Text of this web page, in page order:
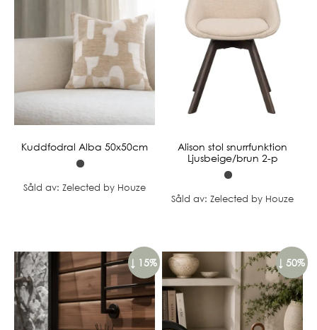
Kuddfodral Alba 50x50cm
Såld av: Zelected by Houze
Alison stol snurrfunktion
Ljusbeige/brun 2-p
Såld av: Zelected by Houze
↓ 15% ↓ 50%